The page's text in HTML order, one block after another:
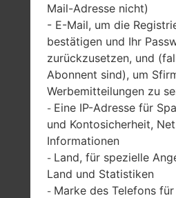
LTE
8.0 Zoll (~69%
Bildschirm zu
Körper Verhältnis)
768 x 1024 Pixel
(~160 Dichte der
Pixel pro Zoll)
Mail-Adresse nicht)
- E-Mail, um die
bestätigen und Ihr
zurückzusetzen, und
Abonnent sind), um
Werbemitteilungen zu
- Eine IP-Adresse für
und Kontosicherheit,
Informationen
- Land, für spezielle
Land und Statistiken
- Marke des Telefons